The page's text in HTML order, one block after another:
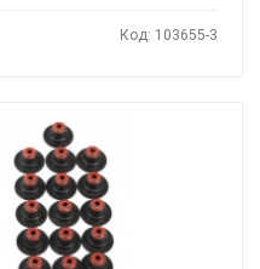
Код: 103655-3